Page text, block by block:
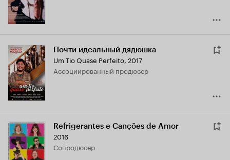
Почти идеальный дядюшка
Um Tio Quase Perfeito, 2017
ассоциированный продюсер
Refrigerantes e Canções de Amor
2016
сопродюсер